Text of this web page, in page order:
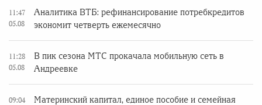
11:47
05.08
Аналитика ВТБ: рефинансирование потребкредитов
экономит четверть ежемесячно
11:28
05.08
В пик сезона МТС прокачала мобильную сеть в
Андреевке
09:04
Материнский капитал, единое пособие и семейная